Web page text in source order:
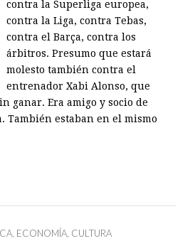
contra la Superliga europea,
contra la Liga, contra Tebas,
contra el Barça, contra los
árbitros. Presumo que estará
molesto también contra el
entrenador Xabi Alonso, que
ganar. Era amigo y socio de
También estaban en el mismo
, ECONOMÍA, CULTURA